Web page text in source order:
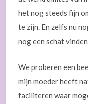
het nog steeds fijn
te zijn. En zelfs nu
nog een schat
We proberen een
mijn moeder heeft
faciliteren waar